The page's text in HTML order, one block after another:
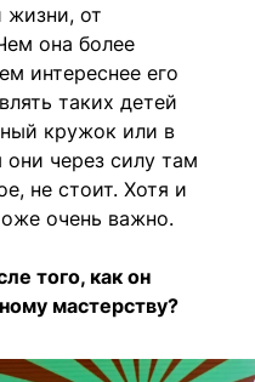
жизни, от
она более
интереснее его
таких детей
кружок или в
через силу там
не стоит. Хотя и
очень важно.
того, как он
мастерству?